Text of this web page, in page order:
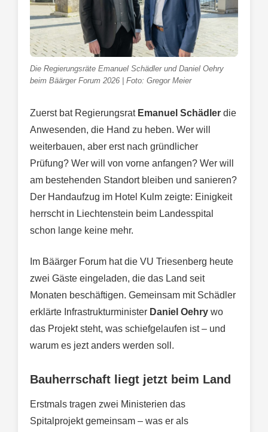
Die Regierungsräte Emanuel Schädler und Daniel Oehry
beim Bäärger Forum 2026 | Foto: Gregor Meier
Zuerst bat Regierungsrat Emanuel Schädler die
Anwesenden, die Hand zu heben. Wer will
weiterbauen, aber erst nach gründlicher
Prüfung? Wer will von vorne anfangen? Wer will
am bestehenden Standort bleiben und sanieren?
Der Handaufzug im Hotel Kulm zeigte: Einigkeit
herrscht in Liechtenstein beim Landesspital
schon lange keine mehr.
Im Bäärger Forum hat die VU Triesenberg heute
zwei Gäste eingeladen, die das Land seit
Monaten beschäftigen. Gemeinsam mit Schädler
erklärte Infrastrukturminister Daniel Oehry wo
das Projekt steht, was schiefgelaufen ist – und
warum es jezt anders werden soll.
Bauherrschaft liegt jetzt beim Land
Erstmals tragen zwei Ministerien das
Spitalprojekt gemeinsam – was er als